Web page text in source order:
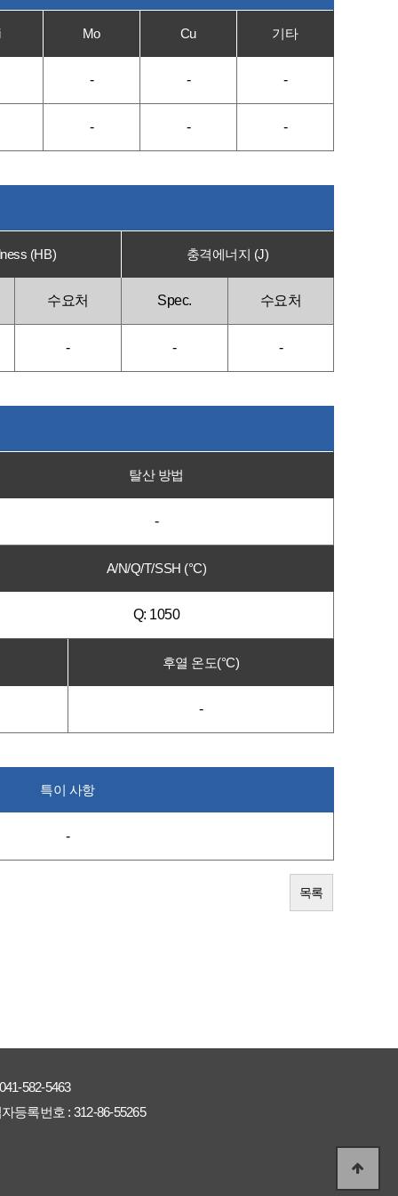
Mo Cu 기타
- - -
- - -
(HB) 충격에너지 (J)
수요처 Spec. 수요처
- - -
탈산 방법
-
A/N/Q/T/SSH (°C)
Q: 1050
후열 온도(°C)
-
특이 사항
-
목록
041-582-5463
등록번호 : 312-86-55265